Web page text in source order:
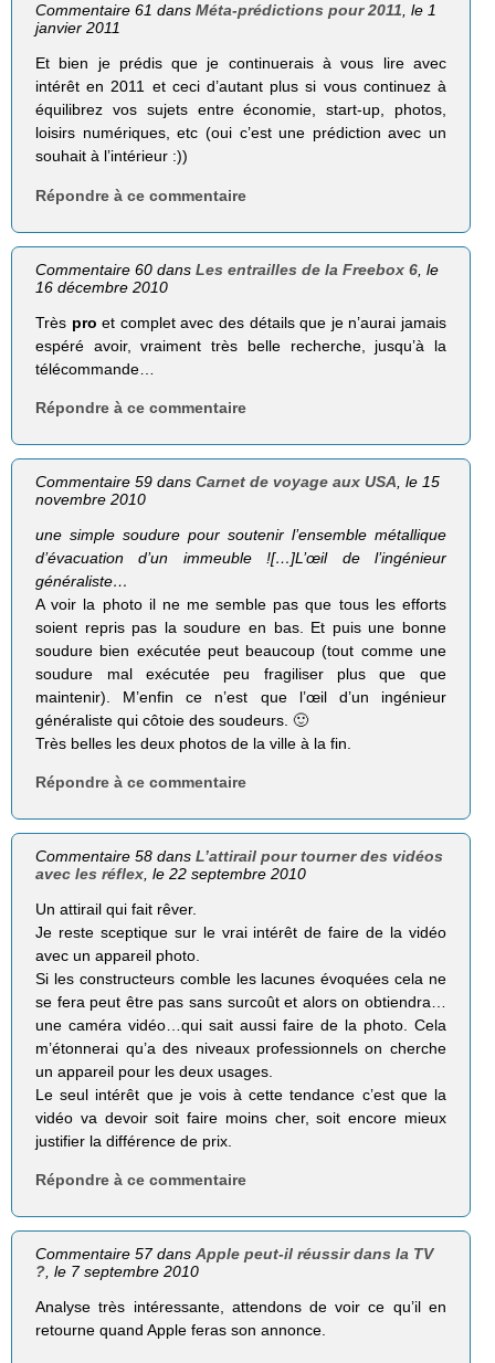
Commentaire 61 dansMéta-prédictions pour 2011, le 1
janvier 2011
Et bien je prédis que je continuerais à vous lire avec
intérêt en 2011 et ceci d’autant plus si vous continuez à
équilibrez vos sujets entre économie, start-up, photos,
loisirs numériques, etc (oui c’est une prédiction avec un
souhait à l’intérieur :))
Répondre à ce commentaire
Commentaire 60 dansLes entrailles de la Freebox 6 , le
16 décembre 2010
Très pro et complet avec des détails que je n’aurai jamais
espéré avoir, vraiment très belle recherche, jusqu’à la
télécommande…
Répondre à ce commentaire
Commentaire 59 dansCarnet de voyage aux USA , le 15
novembre 2010
une simple sou­dure pour sou­te­nir l’ensemble métal­lique
d’évacuation d’un immeuble ![…]L’œil de l’ingénieur
généraliste…
A voir la photo il ne me semble pas que tous les efforts
soient repris pas la soudure en bas. Et puis une bonne
soudure bien exécutée peut beaucoup (tout comme une
soudure mal exécutée peu fragiliser plus que que
maintenir). M’enfin ce n’est que l’œil d’un ingénieur
généraliste qui côtoie des soudeurs. 🙂
Très belles les deux photos de la ville à la fin.
Répondre à ce commentaire
Commentaire 58 dansL’attirail pour tourner des vidéos
avec les réflex , le 22 septembre 2010
Un attirail qui fait rêver.
Je reste sceptique sur le vrai intérêt de faire de la vidéo
avec un appareil photo.
Si les constructeurs comble les lacunes évoquées cela ne
se fera peut être pas sans surcoût et alors on obtiendra…
une caméra vidéo…qui sait aussi faire de la photo. Cela
m’étonnerai qu’a des niveaux professionnels on cherche
un appareil pour les deux usages.
Le seul intérêt que je vois à cette tendance c’est que la
vidéo va devoir soit faire moins cher, soit encore mieux
justifier la différence de prix.
Répondre à ce commentaire
Commentaire 57 dansApple peut-il réussir dans la TV
?, le 7 septembre 2010
Analyse très intéressante, attendons de voir ce qu’il en
retourne quand Apple feras son annonce.